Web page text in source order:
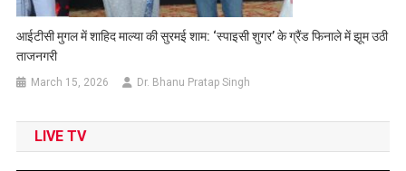
आईटीसी मुगल में शाहिद माल्या की सुरमई शाम: ‘स्पाइसी शुगर’ के ग्रैंड फिनाले में झूम उठी
ताजनगरी
March 15, 2026 Dr. Bhanu Pratap Singh
LIVE TV